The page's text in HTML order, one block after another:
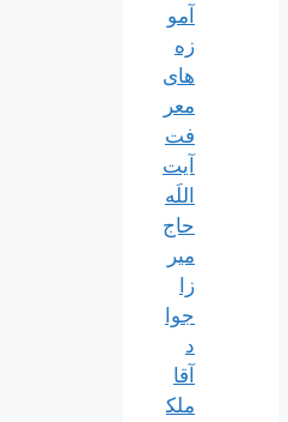
آمو
زه
های
معر
فت
آیت
اللَه
حاج
میر
زا
جوا
آقا
ملک